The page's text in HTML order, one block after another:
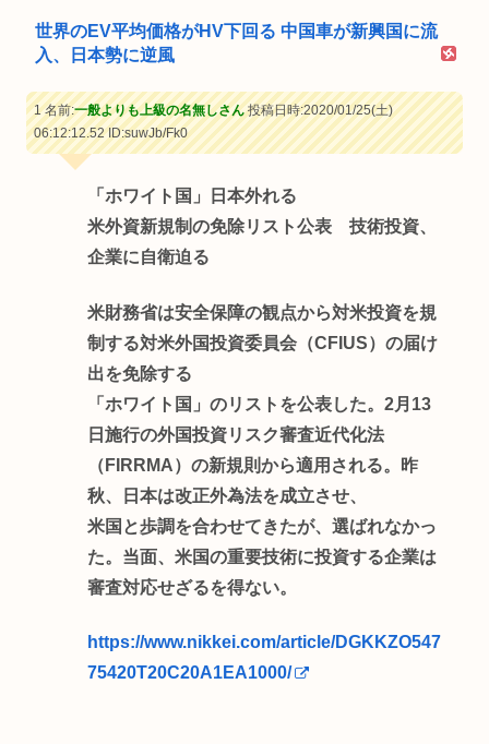
世界のEV平均価格がHV下回る 中国車が新興国に流
入、日本勢に逆風
1 名前:一般よりも上級の名無しさん投稿日時:2020/01/25(土)
06:12:12.52ID:suwJb/Fk0
「ホワイト国」日本外れる
米外資新規制の免除リスト公表 技術投資、
企業に自衛迫る
米財務省は安全保障の観点から対米投資を規
制する対米外国投資委員会（CFIUS）の届け
出を免除する
「ホワイト国」のリストを公表した。2月13
日施行の外国投資リスク審査近代化法
（FIRRMA）の新規則から適用される。昨
秋、日本は改正外為法を成立させ、
米国と歩調を合わせてきたが、選ばれなかっ
た。当面、米国の重要技術に投資する企業は
審査対応せざるを得ない。
https://www.nikkei.com/article/DGKKZO547
75420T20C20A1EA1000/